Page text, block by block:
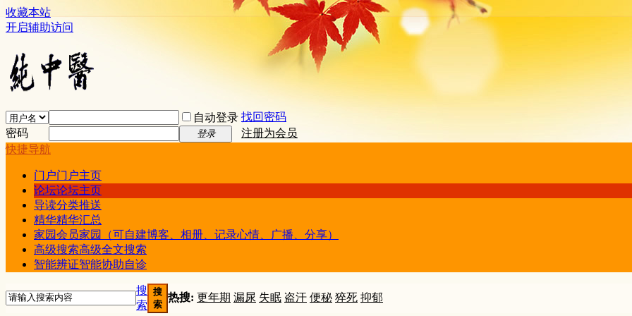
收藏本站
开启辅助访问
自动登录 找回密码
密码
登录
注册为会员
快捷导航
门户门户主页
论坛论坛主页
导读分类推送
精华精华汇总
家园会员家园（可自建博客、相册、记录心情、广播、分享）
高级搜索高级全文搜索
智能辨证智能协助自诊
搜
索
搜
索
热搜: 更年期 漏尿 失眠 盗汗 便秘 猝死 抑郁